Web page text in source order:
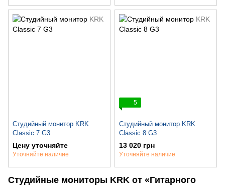
Студийный монитор KRK
Classic 7 G3
Цену уточняйте
Уточняйте наличие
5
Студийный монитор KRK
Classic 8 G3
13 020 грн
Уточняйте наличие
Студийные мониторы KRK от «Гитарного